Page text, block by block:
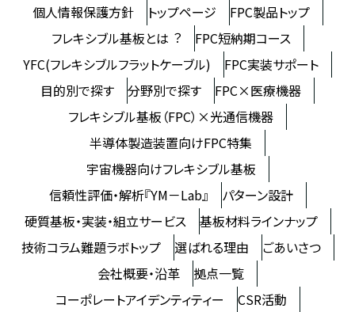
個人情報保護方針
トップページ
FPC製品トップ
フレキシブル基板とは︖
FPC短納期コース
YFC(フレキシブルフラットケーブル)
FPC実装サポート
⽬的別で探す
分野別で探す
FPC×医療機器
フレキシブル基板（FPC）×光通信機器
半導体製造装置向けFPC特集
宇宙機器向けフレキシブル基板
信頼性評価・解析『YM－Lab』
パターン設計
硬質基板・実装・組⽴サービス
基板材料ラインナップ
技術コラム難題ラボトップ
選ばれる理由
ごあいさつ
会社概要・沿革
拠点一覧
コーポレートアイデンティティー
CSR活動